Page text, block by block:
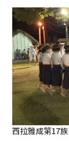
西拉雅成第17